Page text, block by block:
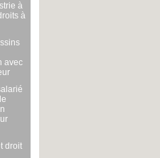
à
à
avec
droit